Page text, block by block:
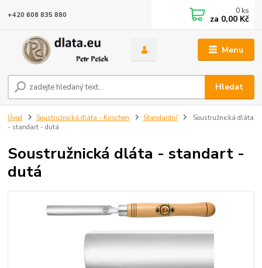
Menu
Hledat
+420 608 835 880 0 ks
za 0,00 Kč
Úvod Soustružnická dláta - Kirschen Standardní
Soustružnická dláta
- standart - dutá
Soustružnická dláta - standart -
dutá